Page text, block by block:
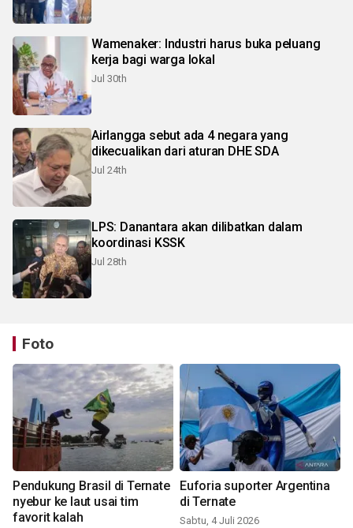
Wamenaker: Industri harus buka peluang
kerja bagi warga lokal
Jul 30th
Airlangga sebut ada 4 negara yang
dikecualikan dari aturan DHE SDA
Jul 24th
LPS: Danantara akan dilibatkan dalam
koordinasi KSSK
Jul 28th
Foto
Pendukung Brasil di Ternate
nyebur ke laut usai tim
favorit kalah
Euforia suporter Argentina
di Ternate
Sabtu, 4 Juli 2026